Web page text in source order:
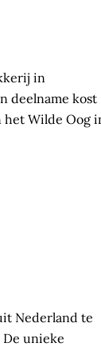
in
deelname kost
het Wilde Oog
Nederland te
De unieke